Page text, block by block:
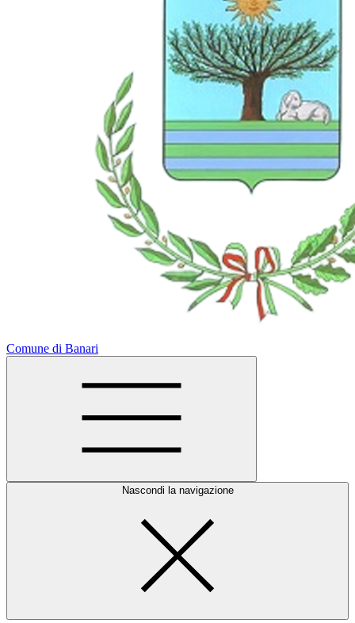
Comune di Banari
Nascondi la navigazione